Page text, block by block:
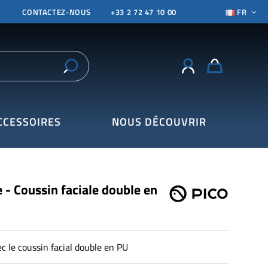
CONTACTEZ-NOUS +33 2 72 47 10 00 FR
NOUS DÉCOUVRIR
Coussin faciale double en
le coussin facial double en PU